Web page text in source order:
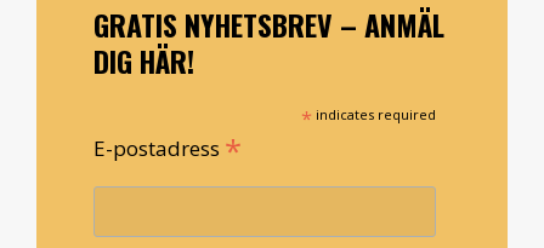
GRATIS NYHETSBREV – ANMÄL
DIG HÄR!
* indicates required
E-postadress *